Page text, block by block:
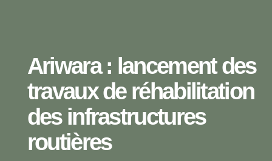
Ariwara : lancement des
travaux de réhabilitation
des infrastructures
routières